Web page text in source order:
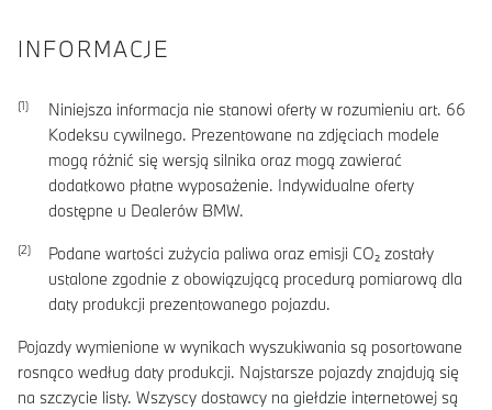
INFORMACJE
Niniejsza informacja nie stanowi oferty w rozumieniu art. 66
Kodeksu cywilnego. Prezentowane na zdjęciach modele
mogą różnić się wersją silnika oraz mogą zawierać
dodatkowo płatne wyposażenie. Indywidualne oferty
dostępne u Dealerów BMW.
Podane wartości zużycia paliwa oraz emisji CO₂ zostały
ustalone zgodnie z obowiązującą procedurą pomiarową dla
daty produkcji prezentowanego pojazdu.
Pojazdy wymienione w wynikach wyszukiwania są posortowane
rosnąco według daty produkcji. Najstarsze pojazdy znajdują się
na szczycie listy. Wszyscy dostawcy na giełdzie internetowej są